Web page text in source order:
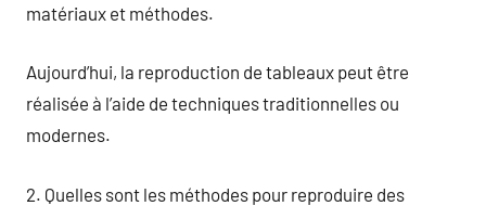
matériaux et méthodes.
Aujourd’hui, la reproduction de tableaux peut être
réalisée à l’aide de techniques traditionnelles ou
modernes.
2. Quelles sont les méthodes pour reproduire des